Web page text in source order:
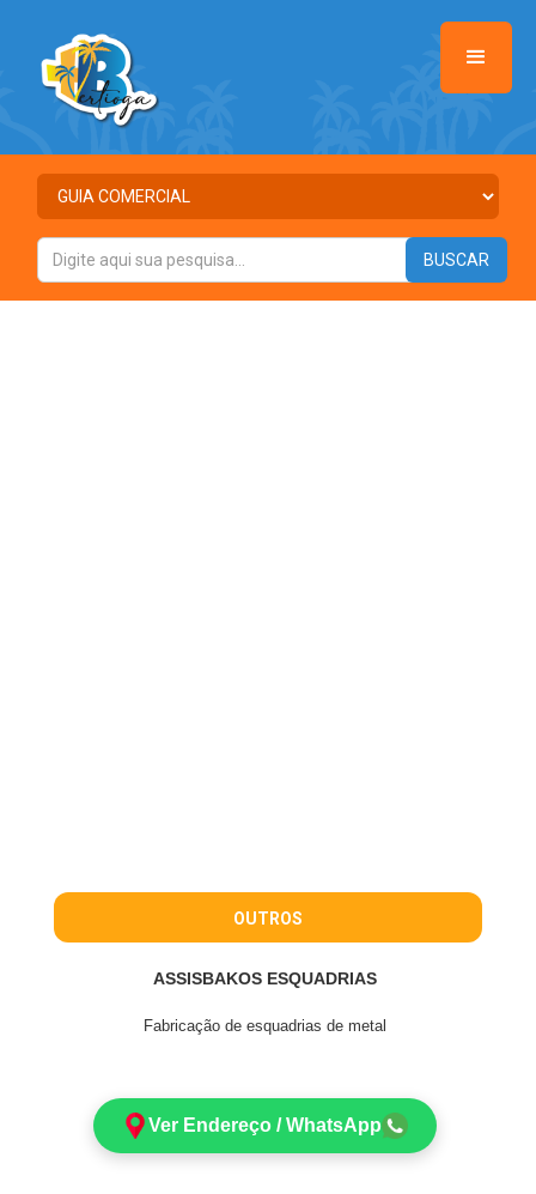
OUTROS
ASSISBAKOS ESQUADRIAS
Fabricação de esquadrias de metal
Ver Endereço / WhatsApp